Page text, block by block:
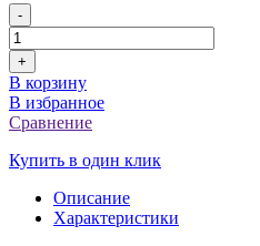
-
+
В корзину
В избранное
Сравнение
Купить в один клик
Описание
Характеристики